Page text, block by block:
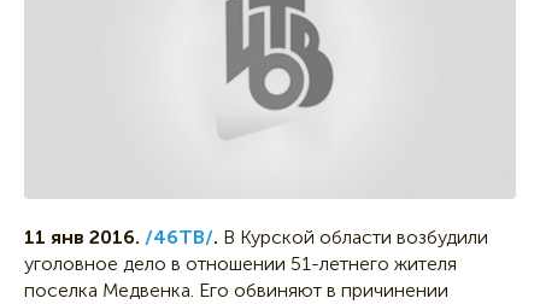
11 янв 2016. /46ТВ/. В Курской области возбудили
уголовное дело в отношении 51-летнего жителя
поселка Медвенка. Его обвиняют в причинении